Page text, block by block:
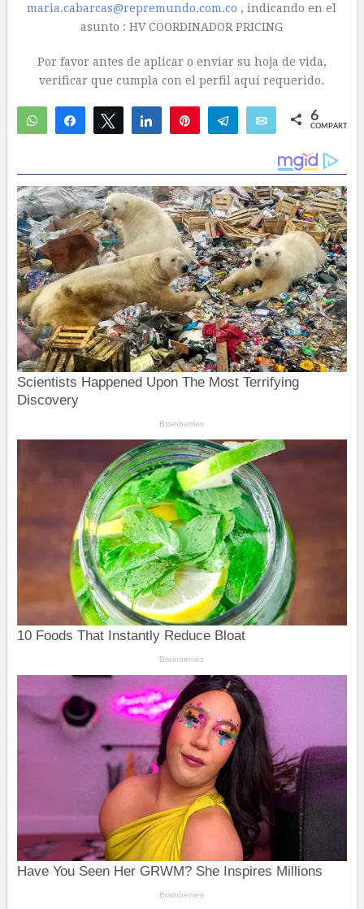
maria.cabarcas@repremundo.com.co , indicando en el
asunto : HV COORDINADOR PRICING
Por favor antes de aplicar o enviar su hoja de vida,
verificar que cumpla con el perfil aquí requerido.
WhatsAppCompartirTwittear Compartir Telegram Email 6
COMPARTIR